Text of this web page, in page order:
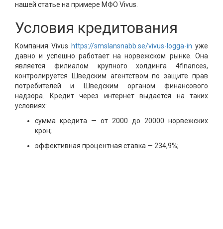
нашей статье на примере МФО Vivus.
Условия кредитования
Компания Vivus https://smslansnabb.se/vivus-logga-in уже
давно и успешно работает на норвежском рынке. Она
является филиалом крупного холдинга 4finances,
контролируется Шведским агентством по защите прав
потребителей и Шведским органом финансового
надзора. Кредит через интернет выдается на таких
условиях:
сумма кредита — от 2000 до 20000 норвежских
крон;
эффективная процентная ставка — 234,9%;